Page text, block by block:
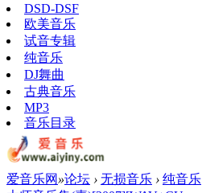
DSD-DSF
欧美音乐
试音专辑
纯音乐
DJ舞曲
古典音乐
MP3
音乐目录
爱音乐网 »论坛 › 无损音乐 › 纯音乐